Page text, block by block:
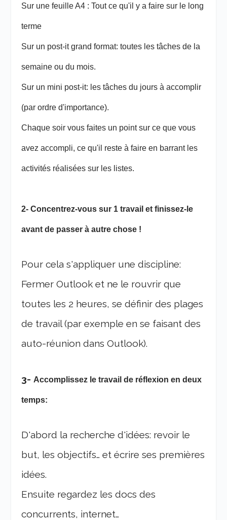
Sur une feuille A4 :Tout ce qu'il y a faire sur le long
terme
Sur un post-it grand format: toutes les tâches de la
semaine ou du mois.
Sur un mini post-it: les tâches du jours à accomplir
(par ordre d'importance).
Chaque soir vous faites un point sur ce que vous
avez accompli, ce qu'il reste à faire en barrant les
activités réalisées sur les listes.
2- Concentrez-vous sur 1 travail et finissez-le
avant de passer à autre chose !
Pour cela s'appliquer une discipline:
Fermer Outlook et ne le rouvrir que
toutes les 2 heures, se définir des plages
de travail (par exemple en se faisant des
auto-réunion dans Outlook).
3- Accomplissez letravail de réflexion en deux
temps:
D'abord la recherche d'idées: revoir le
but, les objectifs… et écrire ses premières
idées.
Ensuite regardez les docs des
concurrents, internet…